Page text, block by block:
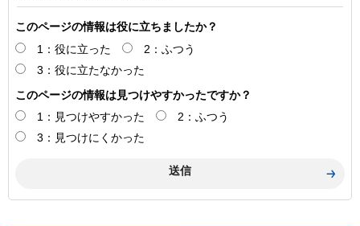
このページの情報は役に立ちましたか？
1：役に立った
2：ふつう
3：役に立たなかった
このページの情報は見つけやすかったですか？
1：見つけやすかった
2：ふつう
3：見つけにくかった